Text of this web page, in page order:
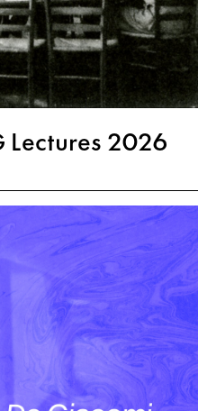
Lectures 2026